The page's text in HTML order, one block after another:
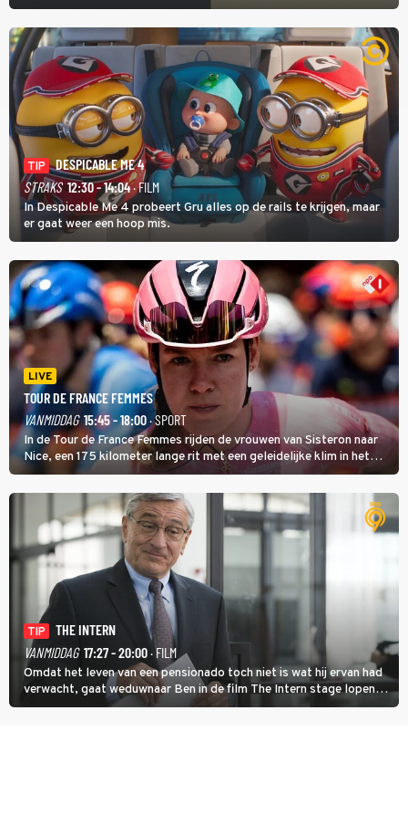
TIP
DESPICABLE ME 4
STRAKS 12:30 - 14:04· FILM
In Despicable Me 4 probeert Gru alles op de rails te krijgen, maar
er gaat weer een hoop mis.
LIVE
TOUR DE FRANCE FEMMES
VANMIDDAG 15:45 - 18:00· SPORT
In de Tour de France Femmes rijden de vrouwen van Sisteron naar
Nice, een 175 kilometer lange rit met een geleidelijke klim in het
midden. Dat is mogelijk niet de zwaarste hindernis, dat is de
temperatuur. Het kan in Nice namelijk bloedheet worden.
TIP
THE INTERN
VANMIDDAG 17:27 - 20:00· FILM
Omdat het leven van een pensionado toch niet is wat hij ervan had
verwacht, gaat weduwnaar Ben in de film The Intern stage lopen
bij de hippe webwinkel van Jules, wat een gouden zet blijkt te zijn.